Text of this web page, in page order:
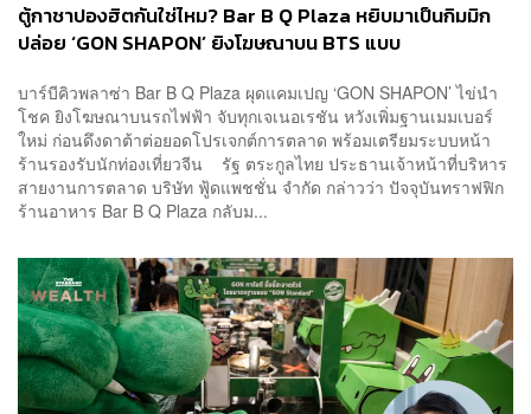
ตู้กาชาปองฮิตกันใช่ไหม? Bar B Q Plaza หยิบมาเป็นกิมมิก
ปล่อย ‘GON SHAPON’ ยิงโฆษณาบน BTS แบบ
บาร์บีคิวพลาซ่า Bar B Q Plaza ผุดแคมเปญ ‘GON SHAPON’ ไข่นำ
โชค ยิงโฆษณาบนรถไฟฟ้า จับทุกเจเนอเรชัน หวังเพิ่มฐานเมมเบอร์
ใหม่ ก่อนดึงดาต้าต่อยอดโปรเจกต์การตลาด พร้อมเตรียมระบบหน้า
ร้านรองรับนักท่องเที่ยวจีน รัฐ ตระกูลไทย ประธานเจ้าหน้าที่บริหาร
สายงานการตลาด บริษัท ฟู้ดแพชชั่น จำกัด กล่าวว่า ปัจจุบันทราฟฟิก
ร้านอาหาร Bar B Q Plaza กลับม...